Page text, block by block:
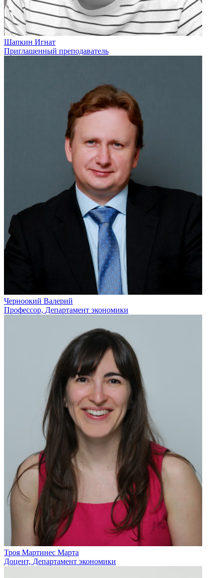
Шапкин Игнат
Приглашенный преподаватель
Черноокий Валерий
Профессор, Департамент экономики
Троя Мартинес Марта
Доцент, Департамент экономики